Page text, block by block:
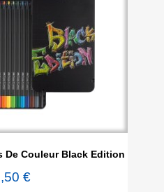
De Couleur Black Edition
€